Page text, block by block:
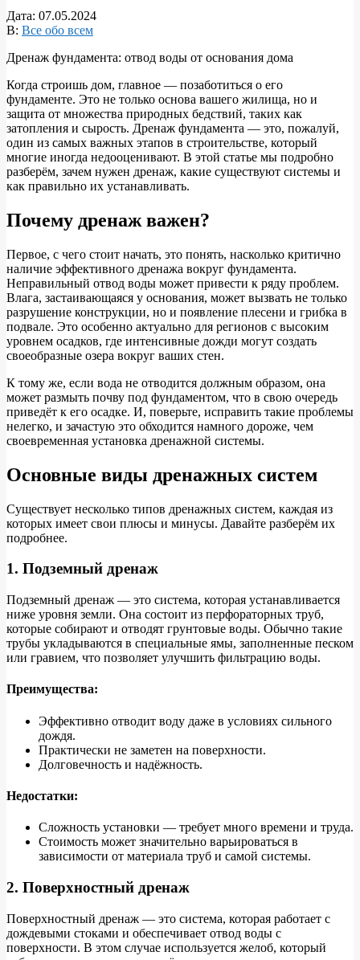
Дата: 07.05.2024
В: Все обо всем
Дренаж фундамента: отвод воды от основания дома
Когда строишь дом, главное — позаботиться о его
фундаменте. Это не только основа вашего жилища, но и
защита от множества природных бедствий, таких как
затопления и сырость. Дренаж фундамента — это, пожалуй,
один из самых важных этапов в строительстве, который
многие иногда недооценивают. В этой статье мы подробно
разберём, зачем нужен дренаж, какие существуют системы и
как правильно их устанавливать.
Почему дренаж важен?
Первое, с чего стоит начать, это понять, насколько критично
наличие эффективного дренажа вокруг фундамента.
Неправильный отвод воды может привести к ряду проблем.
Влага, застаивающаяся у основания, может вызвать не только
разрушение конструкции, но и появление плесени и грибка в
подвале. Это особенно актуально для регионов с высоким
уровнем осадков, где интенсивные дожди могут создать
своеобразные озера вокруг ваших стен.
К тому же, если вода не отводится должным образом, она
может размыть почву под фундаментом, что в свою очередь
приведёт к его осадке. И, поверьте, исправить такие проблемы
нелегко, и зачастую это обходится намного дороже, чем
своевременная установка дренажной системы.
Основные виды дренажных систем
Существует несколько типов дренажных систем, каждая из
которых имеет свои плюсы и минусы. Давайте разберём их
подробнее.
1. Подземный дренаж
Подземный дренаж — это система, которая устанавливается
ниже уровня земли. Она состоит из перфораторных труб,
которые собирают и отводят грунтовые воды. Обычно такие
трубы укладываются в специальные ямы, заполненные песком
или гравием, что позволяет улучшить фильтрацию воды.
Преимущества:
Эффективно отводит воду даже в условиях сильного
дождя.
Практически не заметен на поверхности.
Долговечность и надёжность.
Недостатки:
Сложность установки — требует много времени и труда.
Стоимость может значительно варьироваться в
зависимости от материала труб и самой системы.
2. Поверхностный дренаж
Поверхностный дренаж — это система, которая работает с
дождевыми стоками и обеспечивает отвод воды с
поверхности. В этом случае используется желоб, который